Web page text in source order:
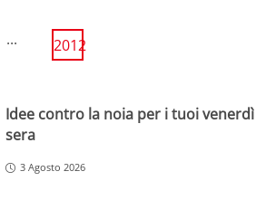
... 2012
Idee contro la noia per i tuoi venerdì
sera
3 Agosto 2026